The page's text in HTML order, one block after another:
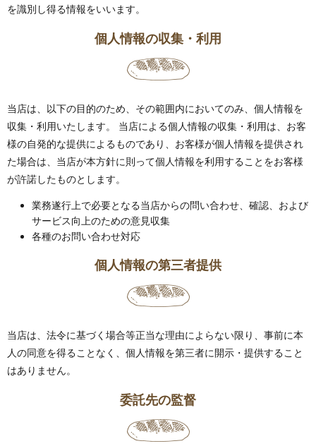
を識別し得る情報をいいます。
個人情報の収集・利用
当店は、以下の目的のため、その範囲内においてのみ、個人情報を
収集・利用いたします。 当店による個人情報の収集・利用は、お客
様の自発的な提供によるものであり、お客様が個人情報を提供され
た場合は、当店が本方針に則って個人情報を利用することをお客様
が許諾したものとします。
業務遂行上で必要となる当店からの問い合わせ、確認、および
サービス向上のための意見収集
各種のお問い合わせ対応
個人情報の第三者提供
当店は、法令に基づく場合等正当な理由によらない限り、事前に本
人の同意を得ることなく、個人情報を第三者に開示・提供すること
はありません。
委託先の監督